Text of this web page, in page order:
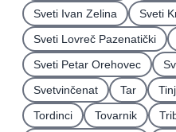
Sveti Ivan Zelina
Sveti
Sveti Lovreč Pazenatički
Sveti Petar Orehovec
Svetvinčenat
Tar
Tordinci
Tovarnik